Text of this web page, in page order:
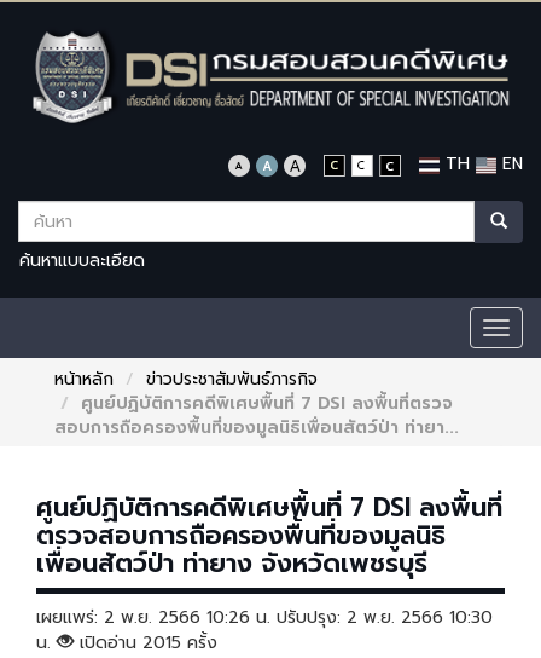
TH EN
ค้นหาแบบละเอียด
หน้าหลัก
ข่าวประชาสัมพันธ์ภารกิจ
ศูนย์ปฏิบัติการคดีพิเศษพื้นที่ 7 DSI ลงพื้นที่ตรวจ
สอบการถือครองพื้นที่ของมูลนิธิเพื่อนสัตว์ป่า ท่ายา...
ศูนย์ปฏิบัติการคดีพิเศษพื้นที่ 7 DSI ลงพื้นที่
ตรวจสอบการถือครองพื้นที่ของมูลนิธิ
เพื่อนสัตว์ป่า ท่ายาง จังหวัดเพชรบุรี
เผยแพร่: 2 พ.ย. 2566 10:26 น. ปรับปรุง: 2 พ.ย. 2566 10:30
น.
เปิดอ่าน 2015 ครั้ง